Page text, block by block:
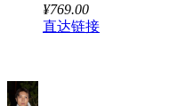
¥769.00
直达链接